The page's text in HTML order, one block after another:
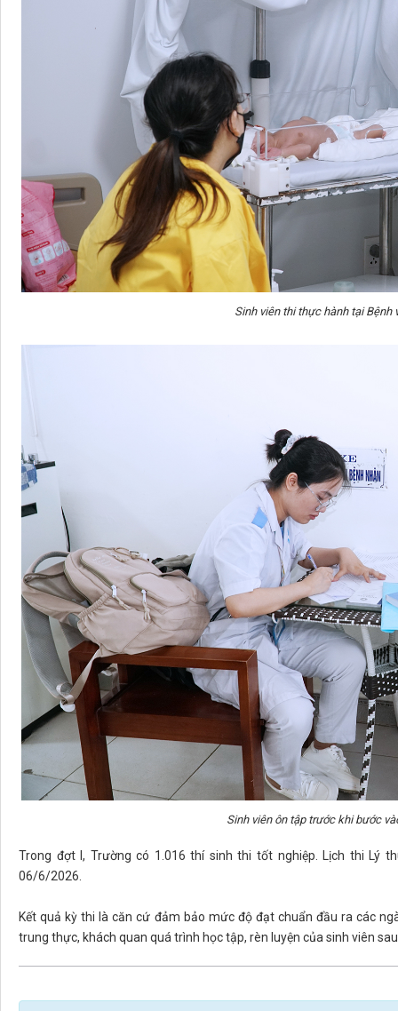
Sinh viên thi thực hành tại Bệnh
Sinh viên ôn tập trước khi bước
Trong đợt I, Trường có 1.016 thí sinh thi tốt nghiệp. Lịch thi Lý
06/6/2026.
Kết quả kỳ thi là căn cứ đảm bảo mức độ đạt chuẩn đầu ra các
trung thực, khách quan quá trình học tập, rèn luyện của sinh viên